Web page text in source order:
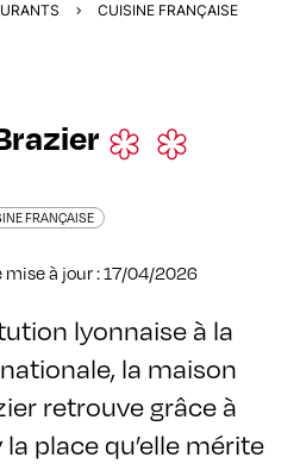
CUISINE FRANÇAISE
FRANÇAISE
mise à jour : 17/04/2026
lyonnaise à la
la maison
retrouve grâce à
place qu’elle mérite